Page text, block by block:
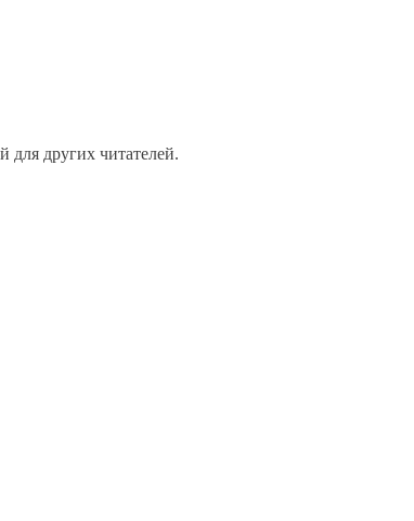
других читателей.